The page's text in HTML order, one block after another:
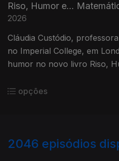
Riso, Humor e...
2026
Cláudia Custódio,
no Imperial College, em
humor no novo livro Riso,
opções
2046 episódios